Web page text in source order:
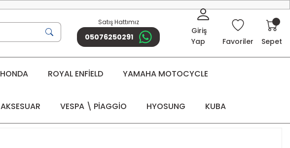
Satış Hattımız
05076250291
Giriş
Yap
Favoriler Sepet
HONDA ROYAL ENFİELD YAMAHA MOTOCYCLE
AKSESUAR VESPA \ PİAGGİO HYOSUNG KUBA